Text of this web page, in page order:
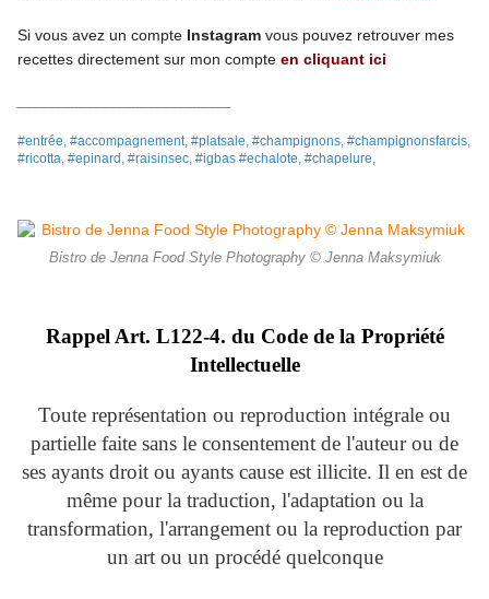
Si vous avez un compte Instagram vous pouvez retrouver mes
recettes directement sur mon compte en cliquant ici
#entrée, #accompagnement, #platsale, #champignons, #champignonsfarcis,
#ricotta, #epinard, #raisinsec, #igbas #echalote, #chapelure,
Bistro de Jenna Food Style Photography © Jenna Maksymiuk
Rappel Art. L122-4. du Code de la Propriété
Intellectuelle
Toute représentation ou reproduction intégrale ou
partielle faite sans le consentement de l'auteur ou de
ses ayants droit ou ayants cause est illicite. Il en est de
même pour la traduction, l'adaptation ou la
transformation, l'arrangement ou la reproduction par
un art ou un procédé quelconque